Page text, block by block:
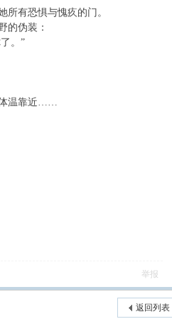
有恐惧与愧疚的门。
的伪装：
。”
体温靠近……
举报
返回列表